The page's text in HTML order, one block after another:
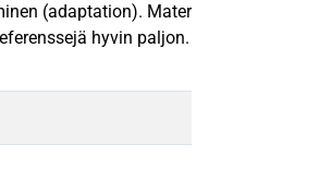
(adaptation). Materiaalinani
hyvin paljon. Tämä